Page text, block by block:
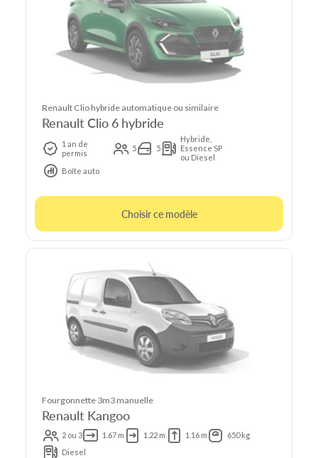
Renault Clio hybride automatique ou similaire
Renault Clio 6 hybride
1 an de
permis
5 5
Hybride,
Essence SP
ou Diesel
Boîte auto
Choisir ce modèle
Fourgonnette 3m3 manuelle
Renault Kangoo
2 ou 3 1.67 m 1.22 m 1.16 m
650 kg
Diesel